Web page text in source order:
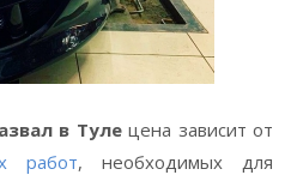
в Тулецена зависит от
работ, необходимых для